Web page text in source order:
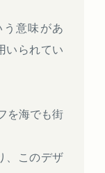
意味があ
いられてい
を海でも街
、このデザ